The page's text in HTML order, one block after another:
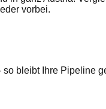
vorbei.
bleibt Ihre Pipeline